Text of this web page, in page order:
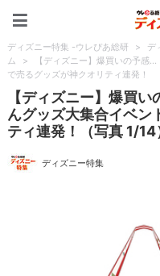
ディズニー特集 -ウレぴあ総研 > デ
ム
>
【ディズニー】爆買いの予感
で売るグッズが神クオリティ連発！
【ディズニー】爆買
んグッズ大集合イベン
ティ連発！（写真 1/14
ディズニー特集